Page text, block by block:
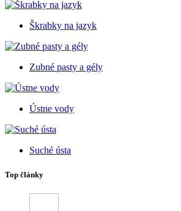
Škrabky na jazyk
Zubné pasty a gély
Ústne vody
Suché ústa
Top články